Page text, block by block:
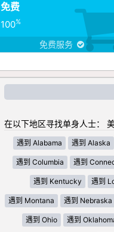
免费
100%
免费服务
在以下地区寻找单身人士：
遇到 Alabama 遇到 Alaska
遇到 Columbia 遇到
遇到 Kentucky 遇到
遇到 Montana 遇到 Nebraska
遇到 Ohio 遇到